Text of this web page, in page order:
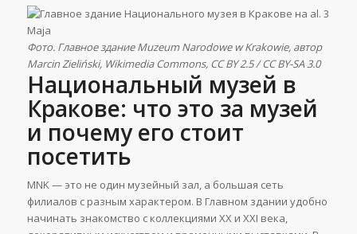
Фото. Главное здание Muzeum Narodowe w Krakowie, автор
Marcin Zieliński, Wikimedia Commons, CC BY 2.5 / CC BY-SA 3.0
Национальный музей в
Кракове: что это за музей
и почему его стоит
посетить
MNK — это не один музейный зал, а большая сеть
филиалов с разным характером. В Главном здании удобно
начинать знакомство с коллекциями XX и XXI века,